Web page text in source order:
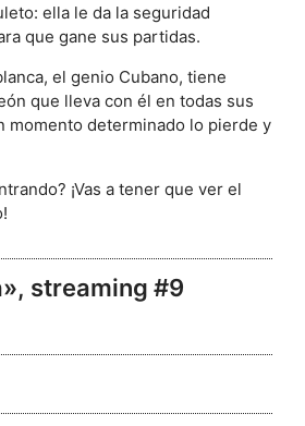
ella le da la seguridad
que gane sus partidas.
el genio Cubano, tiene
que lleva con él en todas sus
momento determinado lo pierde y
¡Vas a tener que ver el
streaming #9